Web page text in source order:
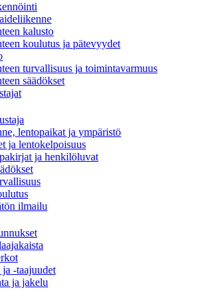
kalusto
koulutus ja pätevyydet
turvallisuus ja toimintavarmuus
säädökset
lentopaikat ja ympäristö
ja lentokelpoisuus
ja henkilöluvat
ilmailu
-taajuudet
ja jakelu